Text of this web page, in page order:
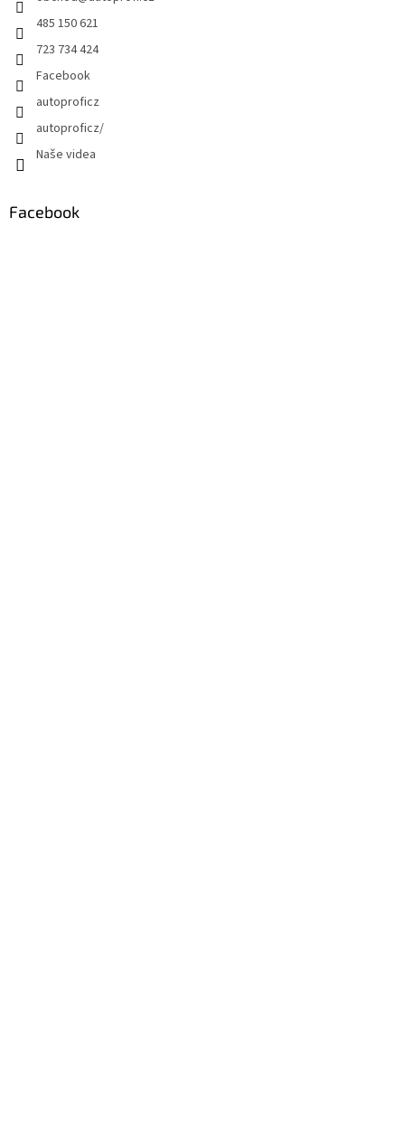
485 150 621
723 734 424
Facebook
autoproficz
autoproficz/
Naše videa
Facebook